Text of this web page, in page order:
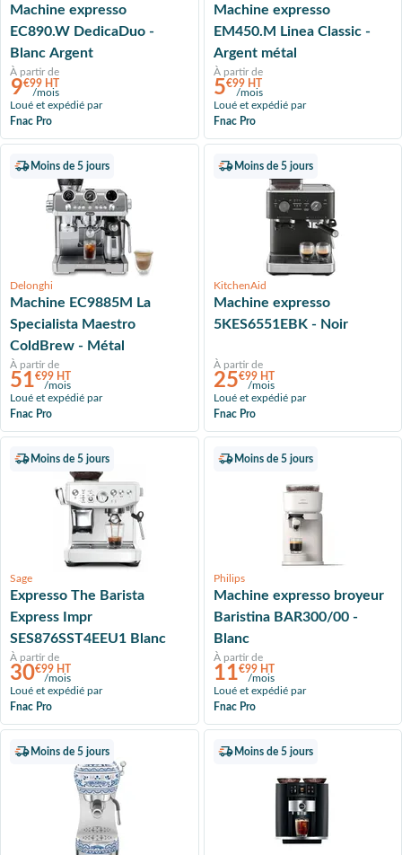
Machine expresso
EC890.W DedicaDuo -
Blanc Argent
À partir de
9€99 HT
/mois
Loué et expédié par
Fnac Pro
Machine expresso
EM450.M Linea Classic -
Argent métal
À partir de
5€99 HT
/mois
Loué et expédié par
Fnac Pro
Moins de 5 jours
Delonghi
Machine EC9885M La
Specialista Maestro
ColdBrew - Métal
À partir de
51€99 HT
/mois
Loué et expédié par
Fnac Pro
Moins de 5 jours
KitchenAid
Machine expresso
5KES6551EBK - Noir
À partir de
25€99 HT
/mois
Loué et expédié par
Fnac Pro
Moins de 5 jours
Sage
Expresso The Barista
Express Impr
SES876SST4EEU1 Blanc
À partir de
30€99 HT
/mois
Loué et expédié par
Fnac Pro
Moins de 5 jours
Philips
Machine expresso broyeur
Baristina BAR300/00 -
Blanc
À partir de
11€99 HT
/mois
Loué et expédié par
Fnac Pro
Moins de 5 jours Moins de 5 jours